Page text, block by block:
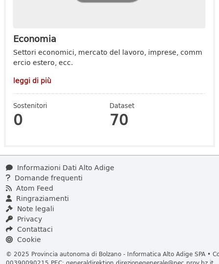
Economia
Settori economici, mercato del lavoro, imprese, comm
ercio estero, ecc.
leggi di più
Sostenitori
0
Dataset
70
Informazioni Dati Alto Adige
Domande frequenti
Atom Feed
Ringraziamenti
Note legali
Privacy
Contattaci
Cookie
© 2025 Provincia autonoma di Bolzano - Informatica Alto Adige SPA •